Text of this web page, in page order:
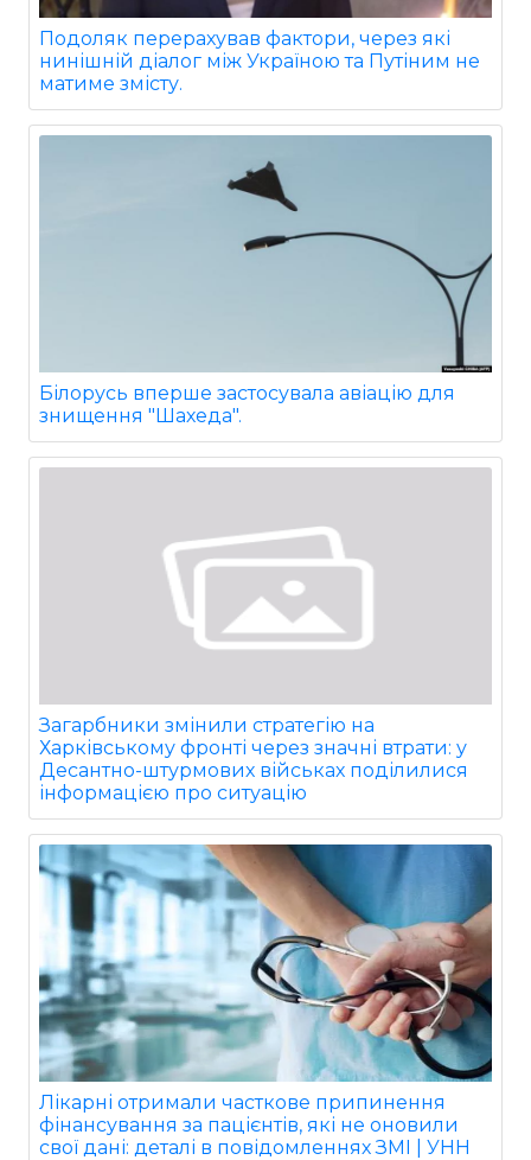
Подоляк перерахував фактори, через які
нинішній діалог між Україною та Путіним не
матиме змісту.
Білорусь вперше застосувала авіацію для
знищення "Шахеда".
Загарбники змінили стратегію на
Харківському фронті через значні втрати: у
Десантно-штурмових військах поділилися
інформацією про ситуацію
Лікарні отримали часткове припинення
фінансування за пацієнтів, які не оновили
свої дані: деталі в повідомленнях ЗМІ | УНН